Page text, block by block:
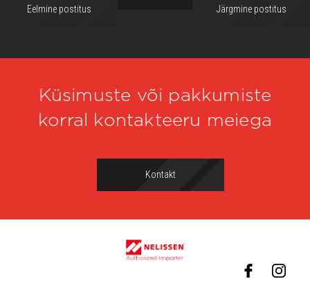
Eelmine postitus Järgmine postitus
Küsimuste või pakkumiste
korral kontakteeru meiega
Kontakt